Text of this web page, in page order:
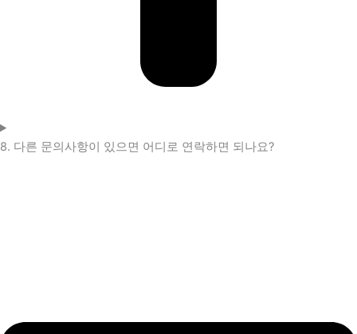
8. 다른 문의사항이 있으면 어디로 연락하면 되나요?